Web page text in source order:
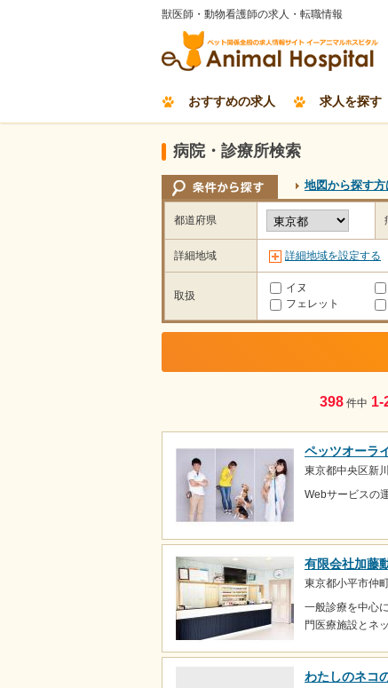
獣医師・動物看護師の求人・転職情報
おすすめの求人 求人を探す
病院・診療所検索
地図から探す方
都道府県
詳細地域 詳細地域を設定する
取扱
イヌ
フェレット
398 件中 1-
ペッツオーラ
東京都中央区新
Webサービスの
有限会社加藤
東京都小平市仲
一般診療を中心
門医療施設とネ
わたしのネコ